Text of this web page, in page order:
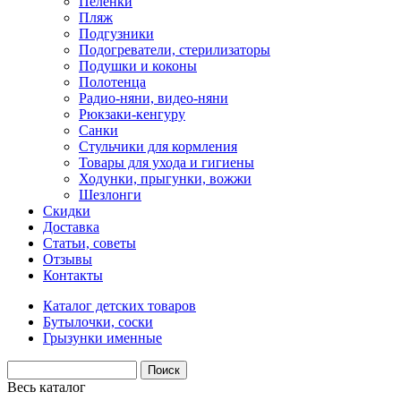
Пляж
Подгузники
Подогреватели, стерилизаторы
Подушки и коконы
Полотенца
Радио-няни, видео-няни
Рюкзаки-кенгуру
Санки
Стульчики для кормления
Товары для ухода и гигиены
Ходунки, прыгунки, вожжи
Шезлонги
Скидки
Доставка
Статьи, советы
Отзывы
Контакты
Каталог детских товаров
Бутылочки, соски
Грызунки именные
Весь каталог